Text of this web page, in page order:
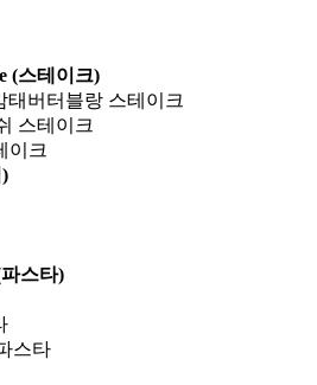
(스테이크)
태버터블랑 스테이크
스테이크
이크
파스타)
스타